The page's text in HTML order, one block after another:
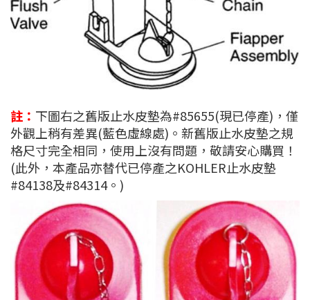
註： 下圖右之舊版止水皮墊為#85655(現已停產)，僅
外觀上稍有差異(藍色虛線處)。新舊版止水皮墊之規
格尺寸完全相同，使用上沒有問題，敬請安心購買！
(此外，本產品亦替代已停產之KOHLER止水皮墊
#84138及#84314。)